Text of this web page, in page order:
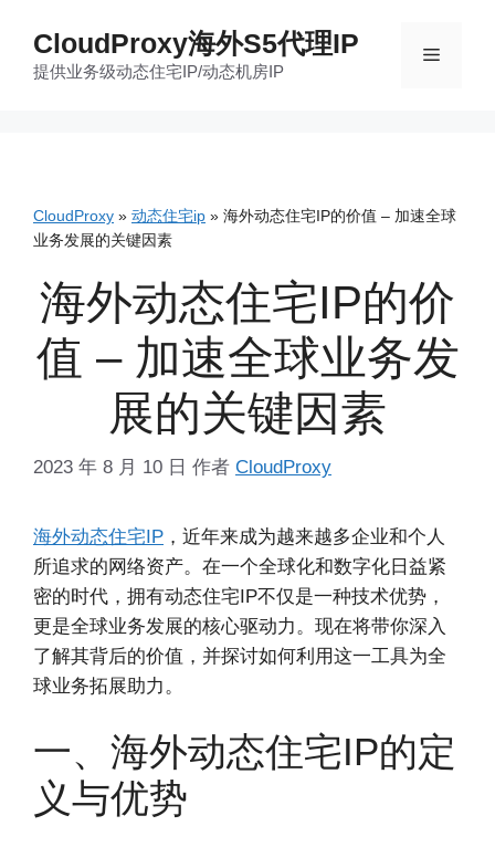
CloudProxy海外S5代理IP
提供业务级动态住宅IP/动态机房IP
菜
CloudProxy » 动态住宅ip » 海外动态住宅IP的价值 – 加速全球
业务发展的关键因素
海外动态住宅IP的价
值 – 加速全球业务发
展的关键因素
2023 年 8 月 10 日 作者 CloudProxy
海外动态住宅IP ，近年来成为越来越多企业和个人
所追求的网络资产。在一个全球化和数字化日益紧
密的时代，拥有动态住宅IP不仅是一种技术优势，
更是全球业务发展的核心驱动力。现在将带你深入
了解其背后的价值，并探讨如何利用这一工具为全
球业务拓展助力。
一、海外动态住宅IP的定
义与优势